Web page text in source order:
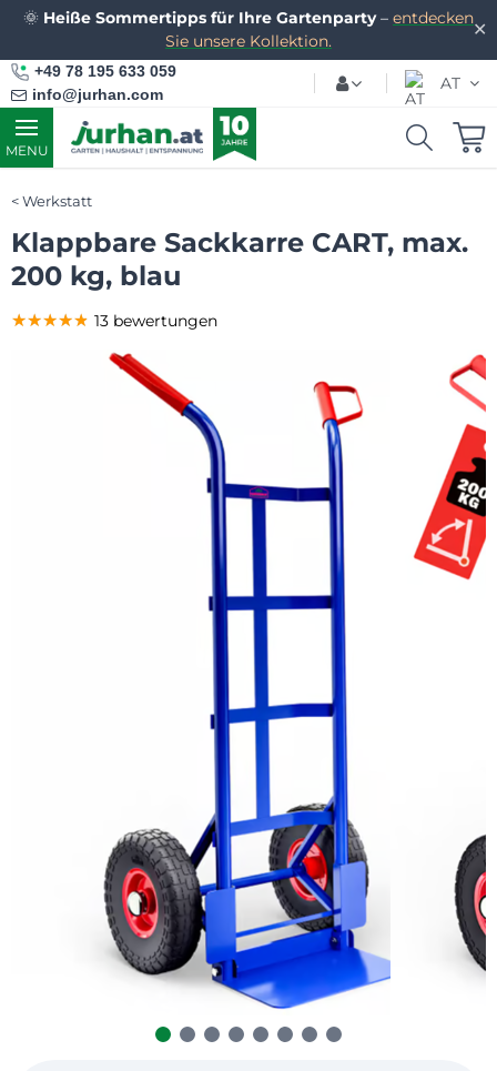
✕
🌞 Heiße Sommertipps für Ihre Gartenparty– entdecken
Sie unsere Kollektion.
+49 78 195 633 059
info@jurhan.com
AT
MENU
Werkstatt
Klappbare Sackkarre CART, max.
200 kg, blau
★★★★★
★★★★★
★★★★★ 13 bewertungen